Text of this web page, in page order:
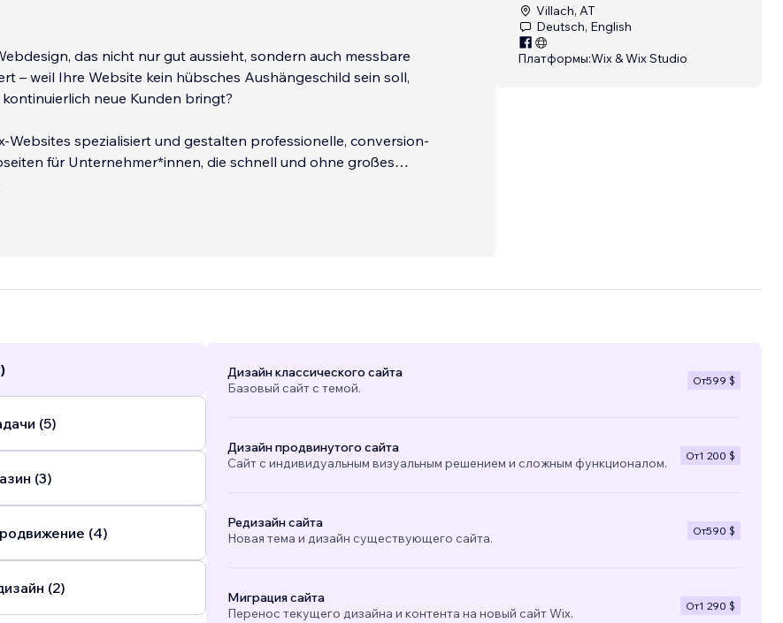
das nicht nur gut aussieht, sondern auch messbare
– weil Ihre Website kein hübsches Aushängeschild sein soll,
neue Kunden bringt?
Websites spezialisiert und gestalten professionelle, conversion-
für Unternehmer*innen, die schnell und ohne großes
möchten.
Villach, AT
Deutsch, English
Платформы:Wix & Wix Studio
(5)
(3)
(4)
(2)
Дизайн классического сайта
Базовый сайт с темой.
От599 $
Дизайн продвинутого сайта
Сайт с индивидуальным визуальным решением и сложным функционалом.
От1 200 $
Редизайн сайта
Новая тема и дизайн существующего сайта.
От590 $
Миграция сайта
Перенос текущего дизайна и контента на новый сайт Wix.
От1 290 $